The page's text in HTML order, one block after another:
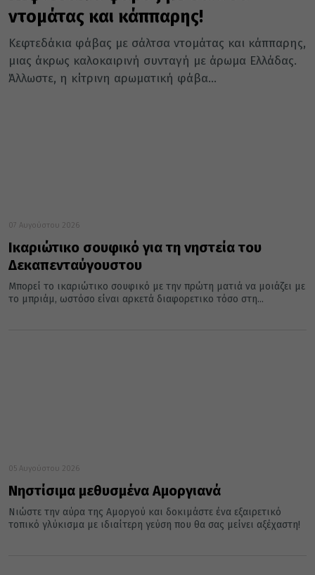
ντομάτας και κάππαρης!
Κεφτεδάκια φάβας με σάλτσα ντομάτας και κάππαρης,
μιας άκρως καλοκαιρινή συνταγή με άρωμα Ελλάδας.
Άλλωστε, η κίτρινη αρωματική φάβα...
07 Αυγούστου 2026
Ικαριώτικο σουφικό για τη νηστεία του
Δεκαπενταύγουστου
Μπορεί το ικαριώτικο σουφικό με την πρώτη ματιά να μοιάζει με
το μπριάμ, ωστόσο είναι αρκετά διαφορετικο τόσο στη...
05 Αυγούστου 2026
Νηστίσιμα μεθυσμένα Αμοργιανά
Νιώστε την αύρα της Αμοργού και δοκιμάστε ένα εξαιρετικό
τοπικό γλύκισμα με ιδιαίτερη γεύση που θα σας μείνει αξέχαστη!